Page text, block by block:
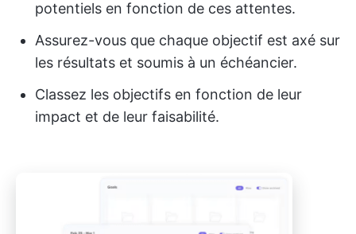
potentiels en fonction de ces attentes.
Assurez-vous que chaque objectif est axé sur
les résultats et soumis à un échéancier.
Classez les objectifs en fonction de leur
impact et de leur faisabilité.